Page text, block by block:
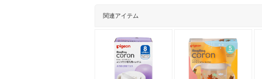
関連アイテム